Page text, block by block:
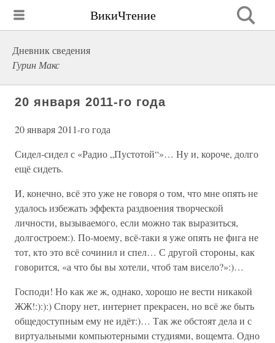
ВикиЧтение
Дневник сведения
Гурин Макс
20 января 2011-го года
20 января 2011-го года
Сидел-сидел с «Радио „Пустотой“»… Ну и, короче, долго
ещё сидеть.
И, конечно, всё это уже не говоря о том, что мне опять не
удалось избежать эффекта раздвоения творческой
личности, вызываемого, если можно так выразиться,
долгостроем:). По-моему, всё-таки я уже опять не фига не
тот, кто это всё сочинил и спел… С другой стороны, как
говорится, «а что бы вы хотели, чтоб там висело?»:)…
Господи! Но как же ж, однако, хорошо не вести никакой
ЖЖ!:):):) Спору нет, интернет прекрасен, но всё же быть
общедоступным ему не идёт:)… Так же обстоят дела и с
виртуальными компьютерными студиями, вощемта. Одно